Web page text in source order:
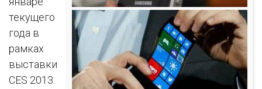
текущего
года в
рамках
выставки
CES 2013.